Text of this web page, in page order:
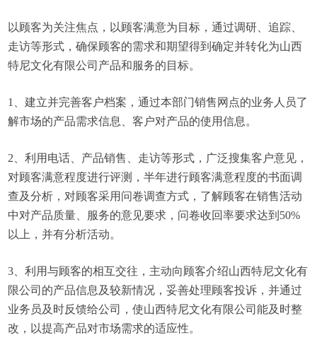
以顾客为关注焦点，以顾客满意为目标，通过调研、追踪、
走访等形式，确保顾客的需求和期望得到确定并转化为山西
特尼文化有限公司产品和服务的目标。
1、建立并完善客户档案，通过本部门销售网点的业务人员了
解市场的产品需求信息、客户对产品的使用信息。
2、利用电话、产品销售、走访等形式，广泛搜集客户意见，
对顾客满意程度进行评测，半年进行顾客满意程度的书面调
查及分析，对顾客采用问卷调查方式，了解顾客在销售活动
中对产品质量、服务的意见要求，问卷收回率要求达到50%
以上，并有分析活动。
3、利用与顾客的相互交往，主动向顾客介绍山西特尼文化有
限公司的产品信息及较新情况，妥善处理顾客投诉，并通过
业务员及时反馈给公司，使山西特尼文化有限公司能及时整
改，以提高产品对市场需求的适应性。